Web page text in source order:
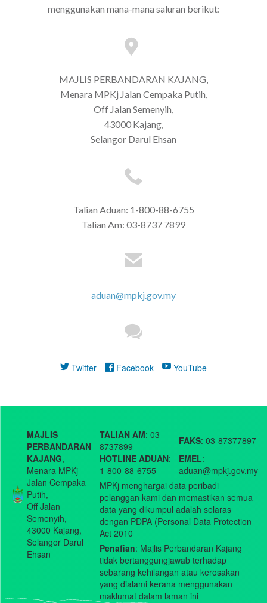
menggunakan mana-mana saluran berikut:
MAJLIS PERBANDARAN KAJANG,
Menara MPKj Jalan Cempaka Putih,
Off Jalan Semenyih,
43000 Kajang,
Selangor Darul Ehsan
Talian Aduan: 1-800-88-6755
Talian Am: 03-8737 7899
aduan@mpkj.gov.my
Twitter Facebook YouTube
MAJLIS
PERBANDARAN
KAJANG,
Menara MPKj
Jalan Cempaka
Putih,
Off Jalan
Semenyih,
43000 Kajang,
Selangor Darul
Ehsan
TALIAN AM: 03-
8737899
FAKS: 03-87377897
HOTLINE ADUAN:
1-800-88-6755
EMEL:
aduan@mpkj.gov.my
MPKj menghargai data peribadi
pelanggan kami dan memastikan semua
data yang dikumpul adalah selaras
dengan PDPA (Personal Data Protection
Act 2010
Penafian: Majlis Perbandaran Kajang
tidak bertanggungjawab terhadap
sebarang kehilangan atau kerosakan
yang dialami kerana menggunakan
maklumat dalam laman ini